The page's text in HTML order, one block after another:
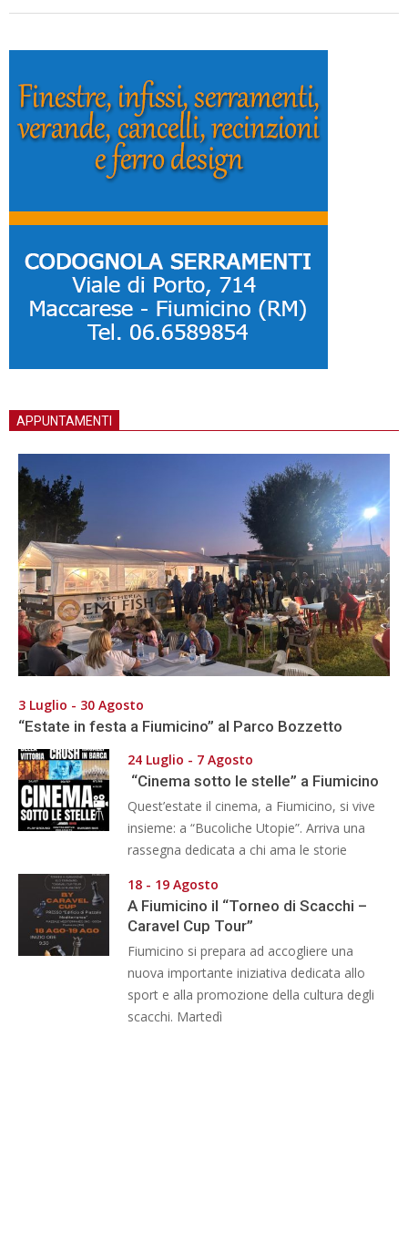
APPUNTAMENTI
3 Luglio - 30 Agosto
“Estate in festa a Fiumicino” al Parco Bozzetto
24 Luglio - 7 Agosto
“Cinema sotto le stelle” a Fiumicino
Quest’estate il cinema, a Fiumicino, si vive
insieme: a “Bucoliche Utopie”. Arriva una
rassegna dedicata a chi ama le storie
18 - 19 Agosto
A Fiumicino il “Torneo di Scacchi –
Caravel Cup Tour”
Fiumicino si prepara ad accogliere una
nuova importante iniziativa dedicata allo
sport e alla promozione della cultura degli
scacchi. Martedì